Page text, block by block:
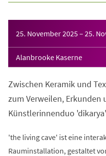
25. November 2025– 25.
Alanbrooke Kaserne
Zwischen Keramik und
zum Verweilen, Erkunden
Künstlerinnenduo 'dikarya'
'the living cave' ist eine
Rauminstallation, gestaltet